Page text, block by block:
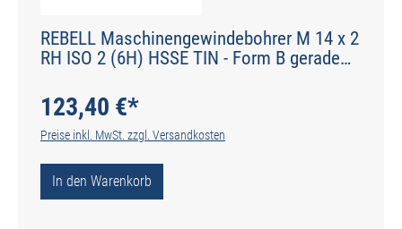
REBELL Maschinengewindebohrer M 14 x 2
RH ISO 2 (6H) HSSE TIN - Form B gerade
123,40 €*
Preise inkl. MwSt. zzgl. Versandkosten
In den Warenkorb